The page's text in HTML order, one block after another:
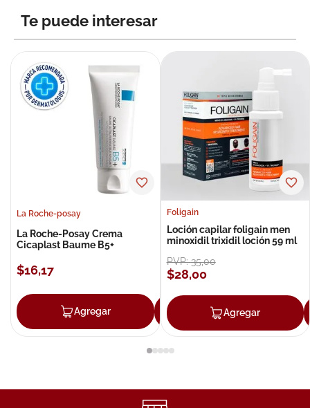
Te puede interesar
La Roche-posay
La Roche-Posay Crema
Cicaplast Baume B5+
$16,17
Agregar Agregar
Foligain
Loción capilar foligain men
minoxidil trixidil loción 59 ml
PVP:35,00
$28,00
Agregar